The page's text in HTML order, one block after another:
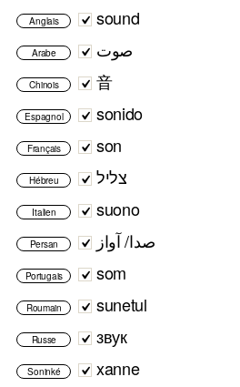
Anglais sound
Arabe صوت
Chinois 音
Espagnol sonido
Français son
Hébreu צליל
Italien suono
Persan صدا/ آواز
Portugais som
Roumain sunetul
Russe звук
Soninké xanne